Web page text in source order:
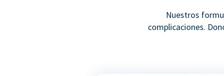
Nuestros
complicaciones.